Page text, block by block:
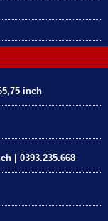
inch
| 0393.235.668